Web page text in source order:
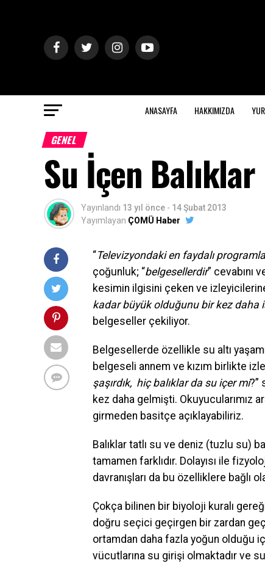
ANASAYFA HAKKIMIZDA
GENEL
Su İçen Balıklar
Yayınlandı 13 yıl önce - 14 Şubat 2013
Yayımlayan ÇOMÜ Haber
“Televizyondaki en faydalı
çoğunluk; “belgesellerdir” cevabını
kesimin ilgisini çeken ve
kadar büyük olduğunu bir kez daha
belgeseller çekiliyor.
Belgesellerde özellikle su altı
belgeseli annem ve kızım birlikte
şaşırdık, hiç balıklar da su içer mi?”
kez daha gelmişti. Okuyucularımız
girmeden basitçe açıklayabiliriz.
Balıklar tatlı su ve deniz (tuzlu su)
tamamen farklıdır. Dolayısı ile
davranışları da bu özelliklere bağlı
Çokça bilinen bir biyoloji kuralı
doğru seçici geçirgen bir zardan
ortamdan daha fazla yoğun olduğu
vücutlarına su girişi olmaktadır ve